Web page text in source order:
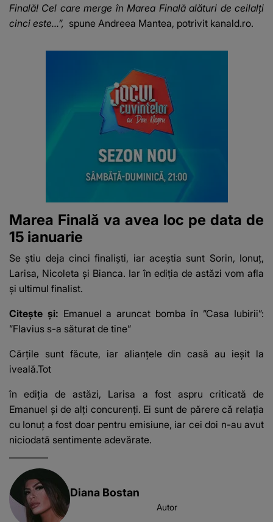
Finală! Cel care merge în Marea Finală alături de ceilalți
cinci este...”, spune Andreea Mantea, potrivit kanald.ro.
Marea Finală va avea loc pe data de
15 ianuarie
Se știu deja cinci finaliști, iar aceștia sunt Sorin, Ionuț,
Larisa, Nicoleta și Bianca. Iar în ediția de astăzi vom afla
și ultimul finalist.
Citește și: Emanuel a aruncat bomba în ”Casa Iubirii”:
”Flavius s-a săturat de tine”
Cărțile sunt făcute, iar alianțele din casă au ieșit la
iveală.Tot
în ediția de astăzi, Larisa a fost aspru criticată de
Emanuel și de alți concurenți. Ei sunt de părere că relația
cu Ionuț a fost doar pentru emisiune, iar cei doi n-au avut
niciodată sentimente adevărate.
Diana Bostan
Autor